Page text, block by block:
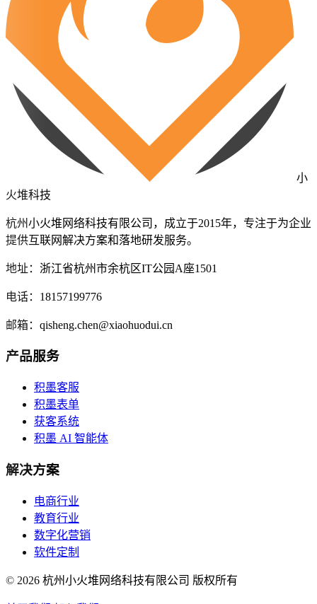
小
火堆科技
杭州小火堆网络科技有限公司，成立于2015年，专注于为企业
提供互联网解决方案和落地研发服务。
地址：浙江省杭州市余杭区IT公园A座1501
电话：18157199776
邮箱：qisheng.chen@xiaohuodui.cn
产品服务
积墨客服
积墨表单
获客系统
积墨 AI 智能体
解决方案
电商行业
教育行业
数字化营销
软件定制
© 2026 杭州小火堆网络科技有限公司 版权所有